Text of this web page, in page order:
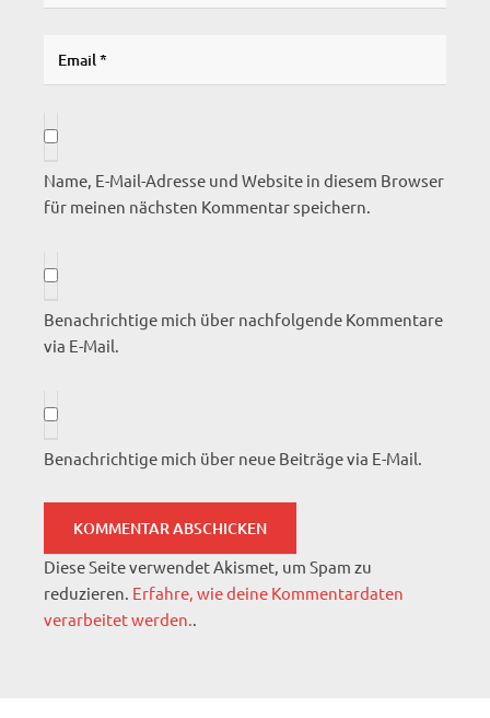
Name, E-Mail-Adresse und Website in diesem Browser
für meinen nächsten Kommentar speichern.
Benachrichtige mich über nachfolgende Kommentare
via E-Mail.
Benachrichtige mich über neue Beiträge via E-Mail.
Diese Seite verwendet Akismet, um Spam zu
reduzieren. Erfahre, wie deine Kommentardaten
verarbeitet werden..